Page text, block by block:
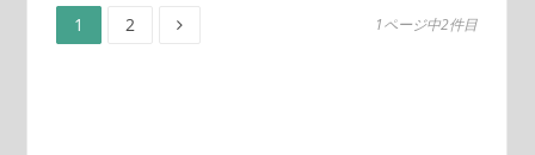
投
ペ
ー
1
ー
2 1ページ中2件目